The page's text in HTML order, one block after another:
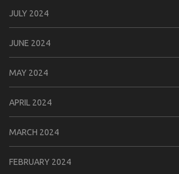
JULY 2024
JUNE 2024
MAY 2024
APRIL 2024
MARCH 2024
FEBRUARY 2024